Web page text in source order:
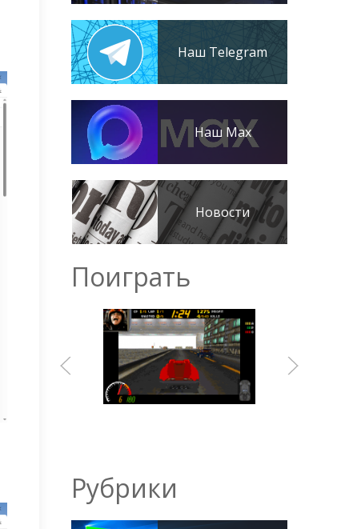
Наш Telegram
Наш Max
Новости
Поиграть
Рубрики